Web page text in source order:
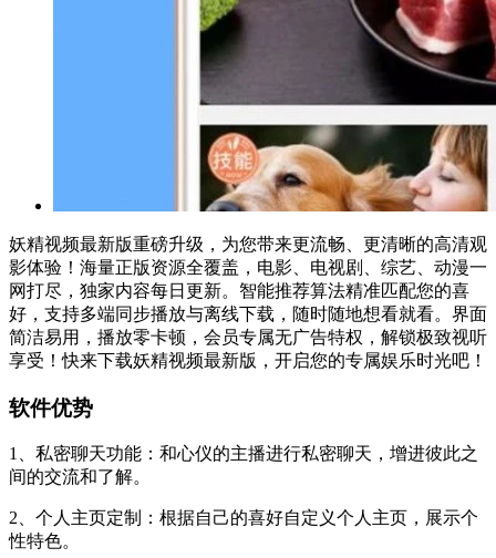
妖精视频最新版重磅升级，为您带来更流畅、更清晰的高清观
影体验！海量正版资源全覆盖，电影、电视剧、综艺、动漫一
网打尽，独家内容每日更新。智能推荐算法精准匹配您的喜
好，支持多端同步播放与离线下载，随时随地想看就看。界面
简洁易用，播放零卡顿，会员专属无广告特权，解锁极致视听
享受！快来下载妖精视频最新版，开启您的专属娱乐时光吧！
软件优势
1、私密聊天功能：和心仪的主播进行私密聊天，增进彼此之
间的交流和了解。
2、个人主页定制：根据自己的喜好自定义个人主页，展示个
性特色。